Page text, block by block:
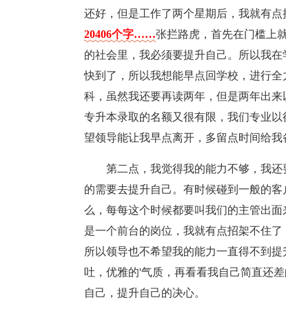
还好，但是工作了两个星期后，我就有
20406个字……张拦路虎，首先在门槛上
的社会里，我必须要提升自己。所以我
快到了，所以我想能早点回学校，进行
科，虽然我还要再读两年，但是两年出
专升本录取的名额又很有限，我们专业
望领导能让我早点离开，多留点时间给我
第二点，我觉得我的能力不够，我
的需要去提升自己。有时候碰到一般的
么，每每这个时候都要叫我们的主管出
是一个前台的岗位，我就有点招架不住
所以领导也不希望我的能力一直得不到
吐，优雅的'气质，再看看我自己简直还
自己，提升自己的决心。